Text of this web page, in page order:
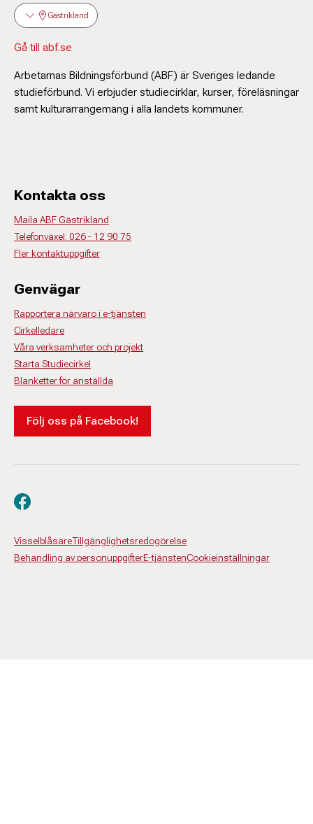
Gästrikland
Gå till abf.se
Arbetarnas Bildningsförbund (ABF) är Sveriges ledande
studieförbund. Vi erbjuder studiecirklar, kurser, föreläsningar
samt kulturarrangemang i alla landets kommuner.
Kontakta oss
Maila ABF Gästrikland
Telefonväxel: 026 - 12 90 75
Fler kontaktuppgifter
Genvägar
Rapportera närvaro i e-tjänsten
Cirkelledare
Våra verksamheter och projekt
Starta Studiecirkel
Blanketter för anställda
Följ oss på Facebook!
VisselblåsareTillgänglighetsredogörelse
Behandling av personuppgifterE-tjänstenCookieinställningar
Besök oss på facebook